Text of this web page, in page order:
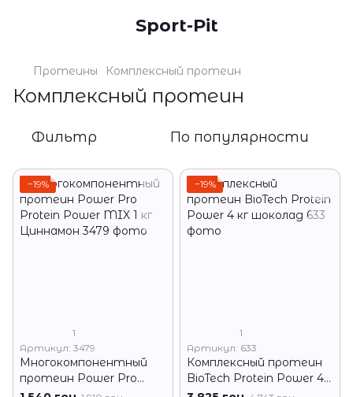
Sport-Pit
Протеины Комплексный протеин
Комплексный протеин
Фильтр По популярности
−19%
1
Артикул: 3479
Многокомпонентный
протеин Power Pro
Protein Power MIX 1 кг
−19%
1
Артикул: 633
Комплексный протеин
BioTech Protein Power 4
кг шоколад